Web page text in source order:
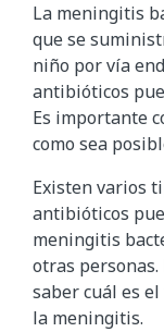
La meningitis
que se
niño por vía
antibióticos
Es importante
como sea
Existen varios
antibióticos
meningitis
otras
saber cuál es
la meningitis.